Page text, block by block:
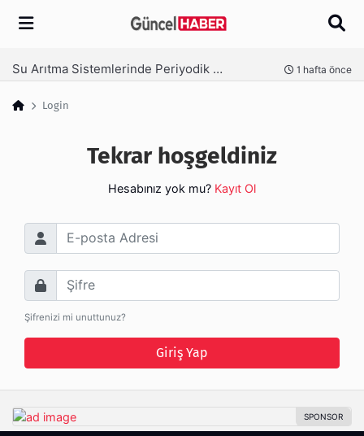
Arama
Su Arıtma Sistemlerinde Periyodik Bakım Neden Kritik? 1 hafta önce
Login
Tekrar hoşgeldiniz
Hesabınız yok mu? Kayıt Ol
E-posta Adresi
Şifre
Şifrenizi mi unuttunuz?
Giriş Yap